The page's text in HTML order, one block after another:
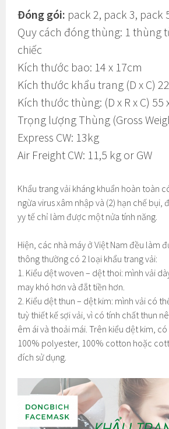
Đóng gói: pack 2, pack 3, pack
Quy cách đóng thùng: 1 thùng
chiếc
Kích thước bao: 14 x 17cm
Kích thước khẩu trang (D x C)
Kích thước thùng: (D x R x C) 55
Trọng lượng Thùng (Gross
Express CW: 13kg
Air Freight CW: 11,5 kg or GW
Khẩu trang vải kháng khuẩn hoàn toàn
ngừa virus xâm nhập và (2) hạn chế bụi,
yy tế chỉ làm được một nửa tính năng.
Hiện, các nhà máy ở Việt Nam đều làm
thông thường có 2 loại khẩu trang vải:
1. Kiểu dệt woven – dệt thoi: mình vải
may khó hơn và đắt tiền hơn.
2. Kiểu dệt thun – dệt kim: mình vải có
tuỳ thiết kế sợi vải, vì có tính chất thun
êm ái và thoải mái. Trên kiểu dệt kim,
100% polyester, 100% cotton hoặc
đích sử dụng.